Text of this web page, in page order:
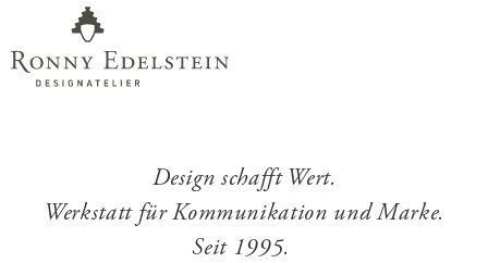
Design schafft Wert.
Werkstatt für Kommunikation und Marke.
Seit 1995.